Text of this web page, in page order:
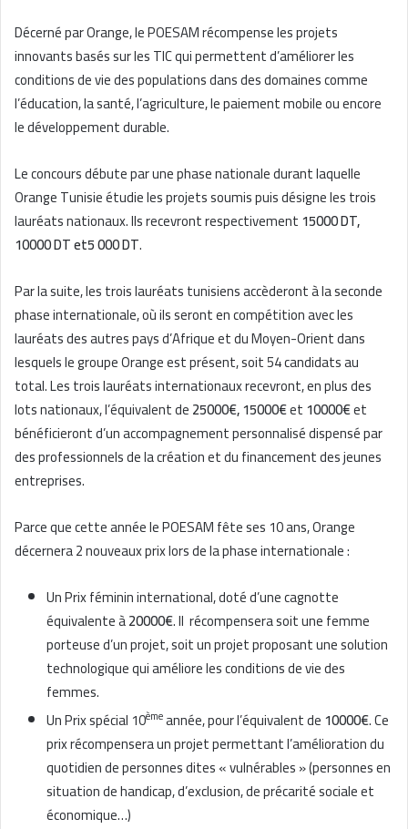
Décerné par Orange, le POESAM récompense les projets
innovants basés sur les TIC qui permettent d’améliorer les
conditions de vie des populations dans des domaines comme
l’éducation, la santé, l’agriculture, le paiement mobile ou encore
le développement durable.
Le concours débute par une phase nationale durant laquelle
Orange Tunisie étudie les projets soumis puis désigne les trois
lauréats nationaux. Ils recevront respectivement15000 DT,
10000 DT et5 000 DT.
Par la suite, les trois lauréats tunisiens accèderont à la seconde
phase internationale, où ils seront en compétition avec les
lauréats des autres pays d’Afrique et du Moyen-Orient dans
lesquels le groupe Orange est présent, soit 54 candidats au
total. Les trois lauréats internationaux recevront, en plus des
lots nationaux, l’équivalent de25000€,15000€et10000€et
bénéficieront d’un accompagnement personnalisé dispensé par
des professionnels de la création et du financement des jeunes
entreprises.
Parce que cette année le POESAM fête ses 10 ans, Orange
décernera 2 nouveaux prix lors de la phase internationale :
Un Prix féminin international, doté d’une cagnotte
équivalente à20000€. Il récompensera soit une femme
porteuse d’un projet, soit un projet proposant une solution
technologique qui améliore les conditions de vie des
femmes.
Un Prix spécial 10èmeannée, pour l’équivalent de10000€. Ce
prix récompensera un projet permettant l’amélioration du
quotidien de personnes dites « vulnérables » (personnes en
situation de handicap, d’exclusion, de précarité sociale et
économique…)